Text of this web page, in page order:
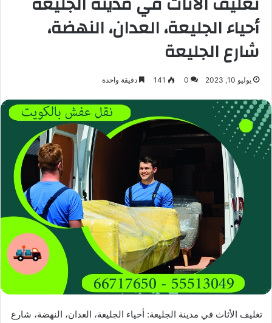
أحياء الجليعة، العدان، النهضة،
شارع الجليعة
يوليو 10, 2023 0
141 دقيقة واحدة
تغليف الأثاث في مدينة الجليعة: أحياء الجليعة، العدان، النهضة، شارع